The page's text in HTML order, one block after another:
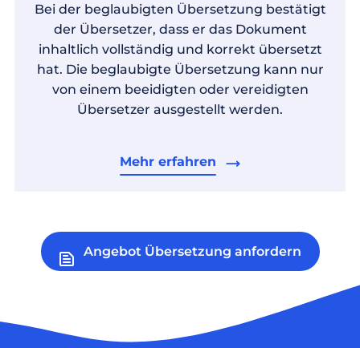
Bei der beglaubigten Übersetzung bestätigt
der Übersetzer, dass er das Dokument
inhaltlich vollständig und korrekt übersetzt
hat. Die beglaubigte Übersetzung kann nur
von einem beeidigten oder vereidigten
Übersetzer ausgestellt werden.
Mehr erfahren
Angebot Übersetzung anfordern